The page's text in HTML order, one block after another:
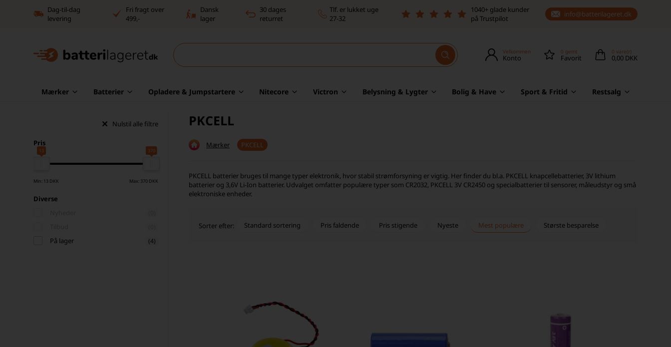
Dag-til-dag
levering
Fri fragt over
499,-
Dansk
lager
30 dages
returret
Tlf. er lukket uge
27-32
1040+ glade kunder
på Trustpilot
info@batterilageret.dk
Velkommen
Konto
0 gemt
Favorit
0 vare(r)
0,00 DKK
Mærker Batterier Opladere & Jumpstartere Nitecore Victron Belysning & Lygter Bolig & Have Sport & Fritid Restsalg
Nulstil alle filtre
Pris
13 370
Min: 13 DKK Max: 370 DKK
Diverse
På lager (4)
PKCELL
Mærker PKCELL
PKCELL batterier bruges til mange typer elektronik, hvor stabil strømforsyning er vigtig. Her finder du bl.a. PKCELL knapcellebatterier, 3V lithium
batterier og 3,6V Li-Ion batterier. Udvalget omfatter populære typer som CR2032, PKCELL 3V CR2450 og specialbatterier til sensorer, måleudstyr og små
elektroniske enheder.
Sorter efter: Standard sortering Pris faldende Pris stigende Nyeste Mest populære Største besparelse